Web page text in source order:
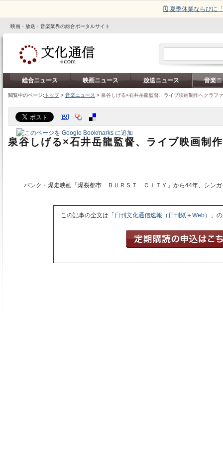
🗓️ 夏季休業ならびに
映画・放送・音楽業界の総合ポータルサイト
総合ニュース 映画ニュース 放送ニュース 音楽
閲覧中のページ: トップ> 音楽ニュース > 泉谷しげる×石井岳龍監督、ライブ映画制作へクラフ
泉谷しげる×石井岳龍監督、ライブ映画制
パンク・爆走映画『爆裂都市 ＢＵＲＳＴ ＣＩＴＹ』から44年、シン
この記事の全文は 「日刊文化通信速報（日刊紙＋Web）」